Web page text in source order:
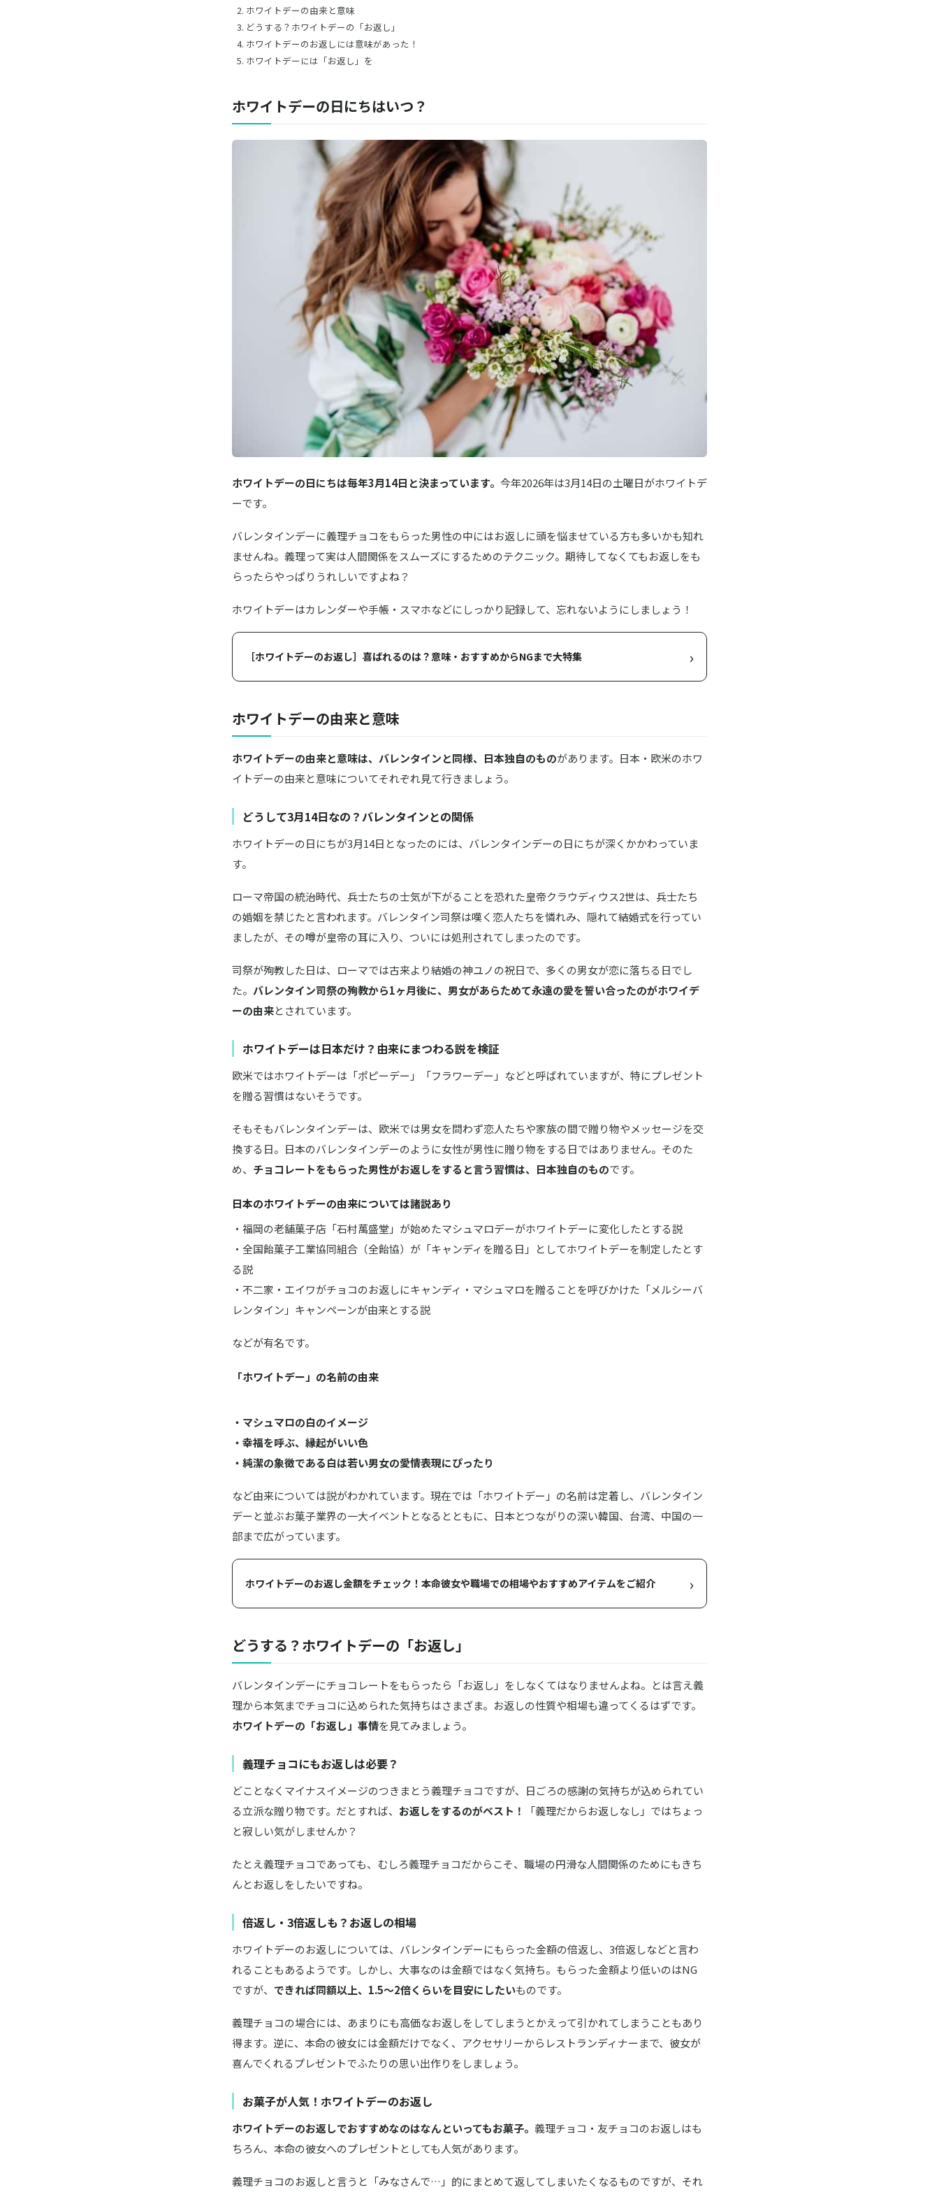
ホワイトデーの由来と意味
どうする？ホワイトデーの「お返し」
ホワイトデーのお返しには意味があった！
ホワイトデーには「お返し」を
ホワイトデーの日にちはいつ？
ホワイトデーの日にちは毎年3月14日と決まっています。 今年2026年は3月14日の土曜日がホワイトデ
ーです。
バレンタインデーに義理チョコをもらった男性の中にはお返しに頭を悩ませている方も多いかも知れ
ませんね。義理って実は人間関係をスムーズにするためのテクニック。期待してなくてもお返しをも
らったらやっぱりうれしいですよね？
ホワイトデーはカレンダーや手帳・スマホなどにしっかり記録して、忘れないようにしましょう！
［ホワイトデーのお返し］喜ばれるのは？意味・おすすめからNGまで大特集 ›
ホワイトデーの由来と意味
ホワイトデーの由来と意味は、バレンタインと同様、日本独自のものがあります。日本・欧米のホワ
イトデーの由来と意味についてそれぞれ見て行きましょう。
どうして3月14日なの？バレンタインとの関係
ホワイトデーの日にちが3月14日となったのには、バレンタインデーの日にちが深くかかわっていま
す。
ローマ帝国の統治時代、兵士たちの士気が下がることを恐れた皇帝クラウディウス2世は、兵士たち
の婚姻を禁じたと言われます。バレンタイン司祭は嘆く恋人たちを憐れみ、隠れて結婚式を行ってい
ましたが、その噂が皇帝の耳に入り、ついには処刑されてしまったのです。
司祭が殉教した日は、ローマでは古来より結婚の神ユノの祝日で、多くの男女が恋に落ちる日でし
た。 バレンタイン司祭の殉教から1ヶ月後に、男女があらためて永遠の愛を誓い合ったのがホワイデ
ーの由来とされています。
ホワイトデーは日本だけ？由来にまつわる説を検証
欧米ではホワイトデーは「ポピーデー」「フラワーデー」などと呼ばれていますが、特にプレゼント
を贈る習慣はないそうです。
そもそもバレンタインデーは、欧米では男女を問わず恋人たちや家族の間で贈り物やメッセージを交
換する日。日本のバレンタインデーのように女性が男性に贈り物をする日ではありません。そのた
め、 チョコレートをもらった男性がお返しをすると言う習慣は、日本独自のものです。
日本のホワイトデーの由来については諸説あり
・福岡の老舗菓子店「石村萬盛堂」が始めたマシュマロデーがホワイトデーに変化したとする説
・全国飴菓子工業協同組合（全飴協）が「キャンディを贈る日」としてホワイトデーを制定したとす
る説
・不二家・エイワがチョコのお返しにキャンディ・マシュマロを贈ることを呼びかけた「メルシーバ
レンタイン」キャンペーンが由来とする説
などが有名です。
「ホワイトデー」の名前の由来
・マシュマロの白のイメージ
・幸福を呼ぶ、縁起がいい色
・純潔の象徴である白は若い男女の愛情表現にぴったり
など由来については説がわかれています。現在では「ホワイトデー」の名前は定着し、バレンタイン
デーと並ぶお菓子業界の一大イベントとなるとともに、日本とつながりの深い韓国、台湾、中国の一
部まで広がっています。
ホワイトデーのお返し金額をチェック！本命彼女や職場での相場やおすすめアイテムをご紹介 ›
どうする？ホワイトデーの「お返し」
バレンタインデーにチョコレートをもらったら「お返し」をしなくてはなりませんよね。とは言え義
理から本気までチョコに込められた気持ちはさまざま。お返しの性質や相場も違ってくるはずです。
ホワイトデーの「お返し」事情を見てみましょう。
義理チョコにもお返しは必要？
どことなくマイナスイメージのつきまとう義理チョコですが、日ごろの感謝の気持ちが込められてい
る立派な贈り物です。だとすれば、 お返しをするのがベスト！
「義理だからお返しなし」ではちょっ
と寂しい気がしませんか？
たとえ義理チョコであっても、むしろ義理チョコだからこそ、職場の円滑な人間関係のためにもきち
んとお返しをしたいですね。
倍返し・3倍返しも？お返しの相場
ホワイトデーのお返しについては、バレンタインデーにもらった金額の倍返し、3倍返しなどと言わ
れることもあるようです。しかし、大事なのは金額ではなく気持ち。もらった金額より低いのはNG
ですが、 できれば同額以上、1.5～2倍くらいを目安にしたいものです。
義理チョコの場合には、あまりにも高価なお返しをしてしまうとかえって引かれてしまうこともあり
得ます。逆に、本命の彼女には金額だけでなく、アクセサリーからレストランディナーまで、彼女が
喜んでくれるプレゼントでふたりの思い出作りをしましょう。
お菓子が人気！ホワイトデーのお返し
ホワイトデーのお返しでおすすめなのはなんといってもお菓子。 義理チョコ・友チョコのお返しはも
ちろん、本命の彼女へのプレゼントとしても人気があります。
義理チョコのお返しと言うと「みなさんで…」的にまとめて返してしまいたくなるものですが、それ